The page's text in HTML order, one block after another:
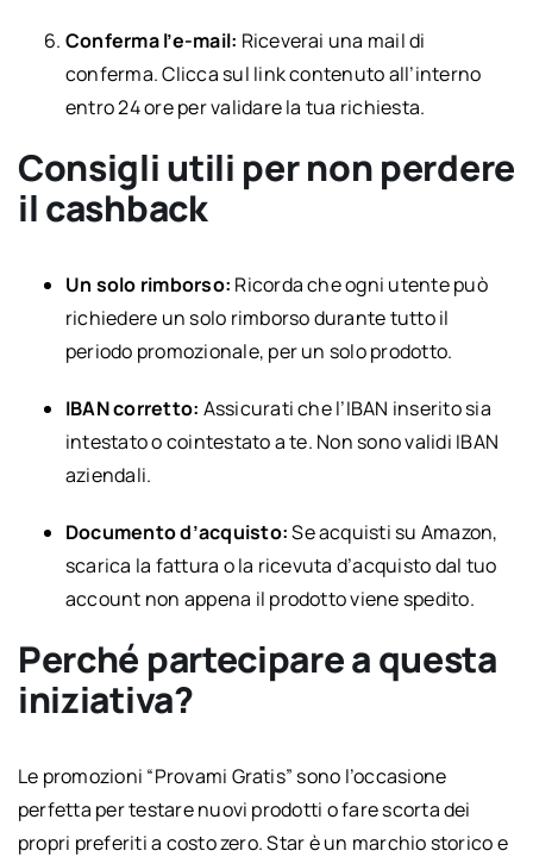
Conferma l’e-mail: Riceverai una mail di
conferma. Clicca sul link contenuto all’interno
entro 24 ore per validare la tua richiesta.
Consigli utili per non perdere
il cashback
Un solo rimborso: Ricorda che ogni utente può
richiedere un solo rimborso durante tutto il
periodo promozionale, per un solo prodotto.
IBAN corretto: Assicurati che l’IBAN inserito sia
intestato o cointestato a te. Non sono validi IBAN
aziendali.
Documento d’acquisto:Se acquisti su Amazon,
scarica la fattura o la ricevuta d’acquisto dal tuo
account non appena il prodotto viene spedito.
Perché partecipare a questa
iniziativa?
Le promozioni “Provami Gratis” sono l’occasione
perfetta per testare nuovi prodotti o fare scorta dei
propri preferiti a costo zero. Star è un marchio storico e